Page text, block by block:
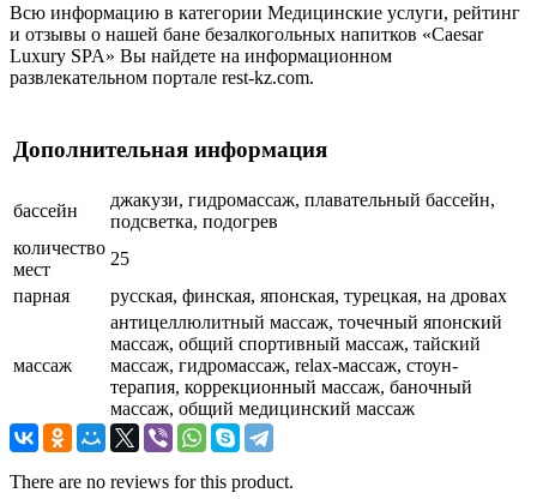
Всю информацию в категории Медицинские услуги, рейтинг
и отзывы о нашей бане безалкогольных напитков «Caesar
Luxury SPA» Вы найдете на информационном
развлекательном портале rest-kz.com.
Дополнительная информация
бассейн
джакузи, гидромассаж, плавательный бассейн,
подсветка, подогрев
количество
мест
25
парная
русская, финская, японская, турецкая, на дровах
массаж
антицеллюлитный массаж, точечный японский
массаж, общий спортивный массаж, тайский
массаж, гидромассаж, relax-массаж, стоун-
терапия, коррекционный массаж, баночный
массаж, общий медицинский массаж
There are no reviews for this product.